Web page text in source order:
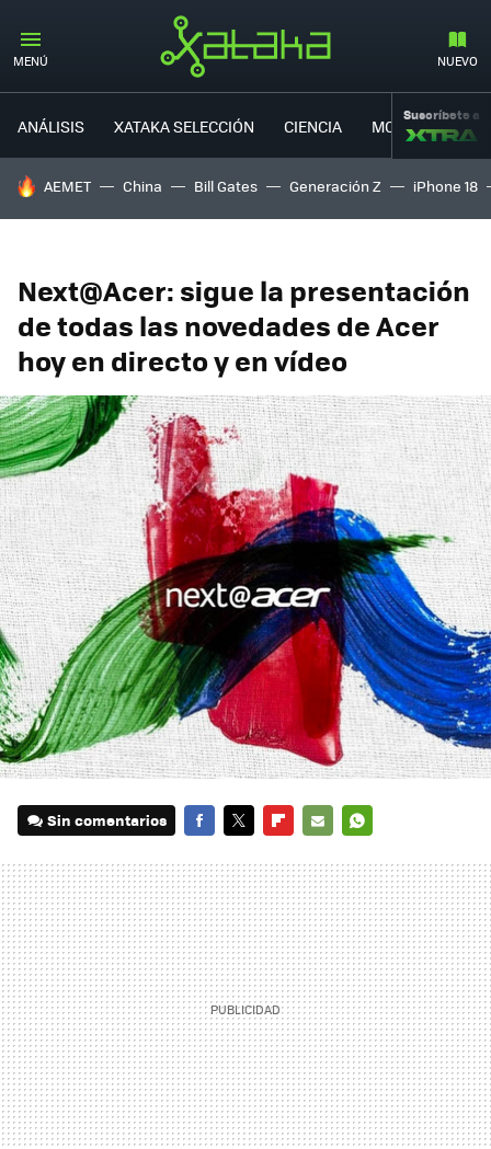
MENÚ NUEVO
ANÁLISIS XATAKA SELECCIÓN CIENCIA MOVILIDAD
Suscríbete a
HOY SE HABLA DE
AEMET China Bill Gates Generación Z iPhone 18
Next@Acer: sigue la presentación
de todas las novedades de Acer
hoy en directo y en vídeo
Sin comentarios
MAIL